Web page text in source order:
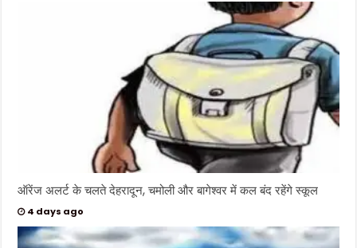
ऑरेंज अलर्ट के चलते देहरादून, चमोली और बागेश्वर में कल बंद रहेंगे स्कूल
4 days ago